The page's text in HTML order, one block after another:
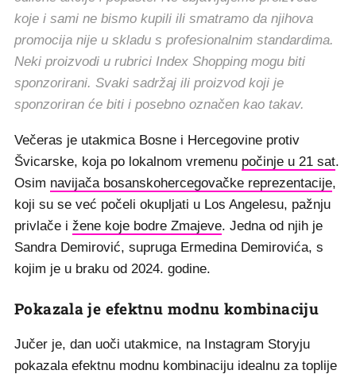
koje i sami ne bismo kupili ili smatramo da njihova
promocija nije u skladu s profesionalnim standardima.
Neki proizvodi u rubrici Index Shopping mogu biti
sponzorirani. Svaki sadržaj ili proizvod koji je
sponzoriran će biti i posebno označen kao takav.
Večeras je utakmica Bosne i Hercegovine protiv
Švicarske, koja po lokalnom vremenu počinje u 21 sat.
Osim navijača bosanskohercegovačke reprezentacije,
koji su se već počeli okupljati u Los Angelesu, pažnju
privlače i žene koje bodre Zmajeve. Jedna od njih je
Sandra Demirović, supruga Ermedina Demirovića, s
kojim je u braku od 2024. godine.
Pokazala je efektnu modnu kombinaciju
Jučer je, dan uoči utakmice, na Instagram Storyju
pokazala efektnu modnu kombinaciju idealnu za toplije